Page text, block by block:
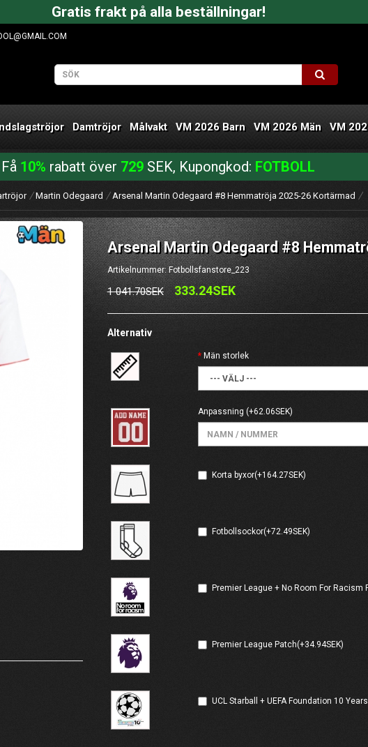
Gratis frakt på alla beställningar!
Damtröjor Målvakt VM 2026 Barn VM 2026 Män VM
Få 10% rabatt över 729 SEK, Kupongkod: FOTBOLL
Martin Odegaard Arsenal Martin Odegaard #8 Hemmatröja 2025-26 Kortärmad
Arsenal Martin Odegaard #8
Artikelnummer: Fotbollsfanstore_223
1 041.70SEK 333.24SEK
Alternativ
Män storlek
Anpassning (+62.06SEK)
Korta byxor(+164.27SEK)
Fotbollsockor(+72.49SEK)
Premier League + No Room For Racism
Premier League Patch(+34.94SEK)
UCL Starball + UEFA Foundation 10